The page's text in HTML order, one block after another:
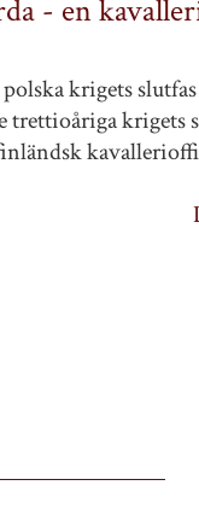
- en
krigets slutfas
trettioåriga krigets